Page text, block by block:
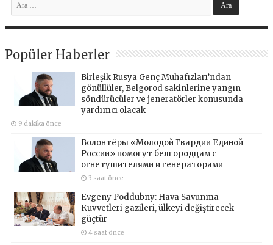
Popüler Haberler
Birleşik Rusya Genç Muhafızları’ndan
gönüllüler, Belgorod sakinlerine yangın
söndürücüler ve jeneratörler konusunda
yardımcı olacak
9 dakika önce
Волонтёры «Молодой Гвардии Единой
России» помогут белгородцам с
огнетушителями и генераторами
3 saat önce
Evgeny Poddubny: Hava Savunma
Kuvvetleri gazileri, ülkeyi değiştirecek
güçtür
4 saat önce